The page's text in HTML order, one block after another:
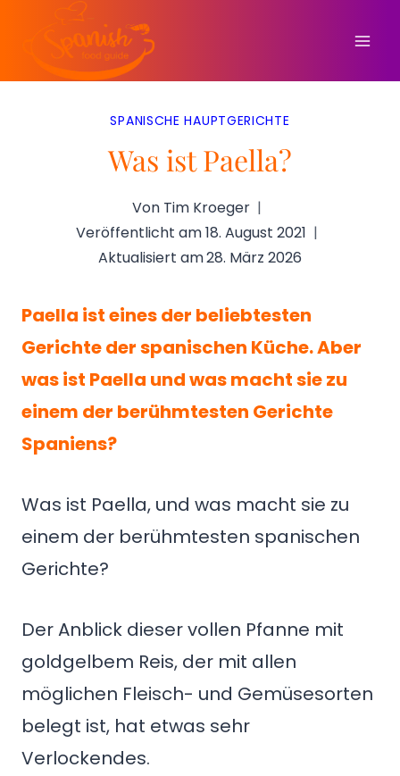
springen
SPANISCHE HAUPTGERICHTE
Was ist Paella?
Von Tim Kroeger
Veröffentlicht am18. August 2021
Aktualisiert am28. März 2026
Paella ist eines der beliebtesten
Gerichte der spanischen Küche. Aber
was ist Paella und was macht sie zu
einem der berühmtesten Gerichte
Spaniens?
Was ist Paella, und was macht sie zu
einem der berühmtesten spanischen
Gerichte?
Der Anblick dieser vollen Pfanne mit
goldgelbem Reis, der mit allen
möglichen Fleisch- und Gemüsesorten
belegt ist, hat etwas sehr
Verlockendes.